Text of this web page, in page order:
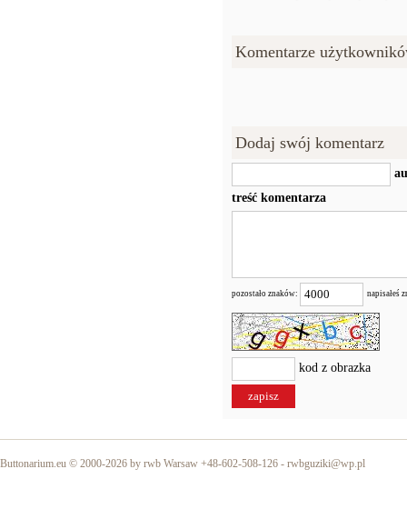
Komentarze
Dodaj swój komentarz
treść komentarza
pozostało znaków: napisałeś
kod z obrazka
Buttonarium.eu © 2000-2026 by rwb Warsaw +48-602-508-126 - rwbguziki@wp.pl